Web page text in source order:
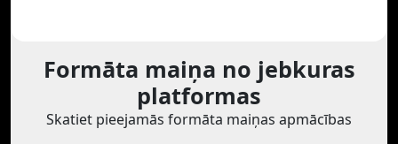
Formāta maiņa no jebkuras
platformas
Skatiet pieejamās formāta maiņas apmācības